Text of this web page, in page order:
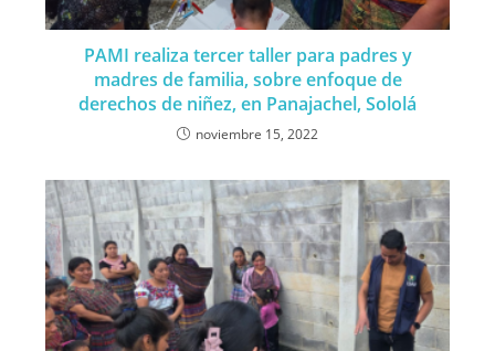
PAMI realiza tercer taller para padres y
madres de familia, sobre enfoque de
derechos de niñez, en Panajachel, Sololá
noviembre 15, 2022